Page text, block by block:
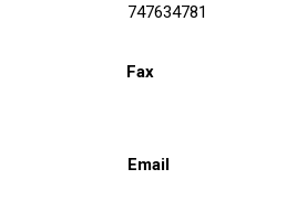
747634781
Fax
Email